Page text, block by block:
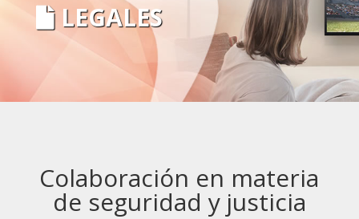
LEGALES
Colaboración en materia
de seguridad y justicia